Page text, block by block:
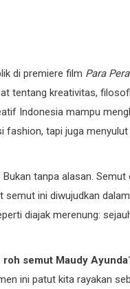
di premiere film Para
tentang kreativitas,
Indonesia mampu
fashion, tapi juga
tanpa alasan.
ini diwujudkan
diajak merenung:
roh semut Maudy Ayunda
ini patut kita rayakan